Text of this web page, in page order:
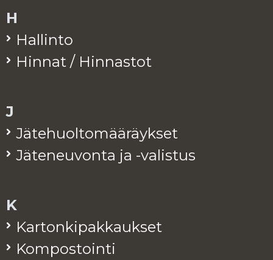
H
Hal­lin­to
Hin­nat / Hin­nas­tot
J
Jä­te­huol­to­mää­räyk­set
Jä­te­neu­von­ta ja -va­lis­tus
K
Kar­ton­ki­pak­kauk­set
Kom­pos­toin­ti